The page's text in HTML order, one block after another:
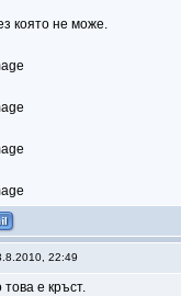
която не може.
22:49
е кръст.